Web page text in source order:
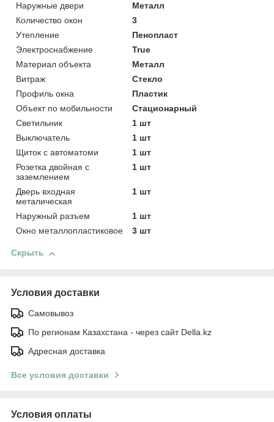
Наружные двери
Металл
Количество окон
3
Утепление
Пенопласт
Электроснабжение
True
Материал объекта
Металл
Витраж
Стекло
Профиль окна
Пластик
Объект по мобильности
Стационарный
Светильник
1 шт
Выключатель
1 шт
Щиток с автоматоми
1 шт
Розетка двойная с
заземлением
1 шт
Дверь входная
металическая
1 шт
Наружный разъем
1 шт
Окно металлопластиковое
3 шт
Скрыть
Условия доставки
Самовывоз
По регионам Казахстана - через сайт Della.kz
Адресная доставка
Все условия доставки
Условия оплаты